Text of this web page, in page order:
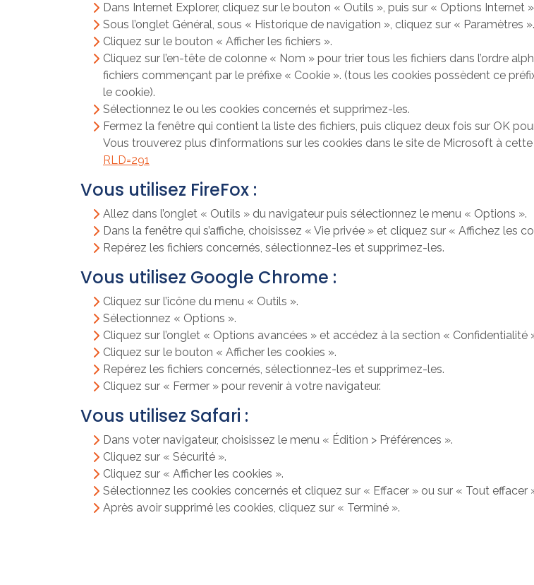
Dans Internet Explorer, cliquez sur le bouton « Outils », puis sur « Options Internet
Sous l’onglet Général, sous « Historique de navigation », cliquez sur « Paramètres ».
Cliquez sur le bouton « Afficher les fichiers ».
Cliquez sur l’en-tête de colonne « Nom » pour trier tous les fichiers dans l’ordre
fichiers commençant par le préfixe « Cookie ». (tous les cookies possèdent ce
le cookie).
Sélectionnez le ou les cookies concernés et supprimez-les.
Fermez la fenêtre qui contient la liste des fichiers, puis cliquez deux fois sur OK
Vous trouverez plus d’informations sur les cookies dans le site de Microsoft à cette
RLD=291
Vous utilisez FireFox :
Allez dans l’onglet « Outils » du navigateur puis sélectionnez le menu « Options ».
Dans la fenêtre qui s’affiche, choisissez « Vie privée » et cliquez sur « Affichez les
Repérez les fichiers concernés, sélectionnez-les et supprimez-les.
Vous utilisez Google Chrome :
Cliquez sur l’icône du menu « Outils ».
Sélectionnez « Options ».
Cliquez sur l’onglet « Options avancées » et accédez à la section « Confidentialité
Cliquez sur le bouton « Afficher les cookies ».
Repérez les fichiers concernés, sélectionnez-les et supprimez-les.
Cliquez sur « Fermer » pour revenir à votre navigateur.
Vous utilisez Safari :
Dans voter navigateur, choisissez le menu « Édition > Préférences ».
Cliquez sur « Sécurité ».
Cliquez sur « Afficher les cookies ».
Sélectionnez les cookies concernés et cliquez sur « Effacer » ou sur « Tout effacer
Après avoir supprimé les cookies, cliquez sur « Terminé ».